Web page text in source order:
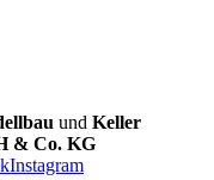
und Keller
& Co. KG
Instagram